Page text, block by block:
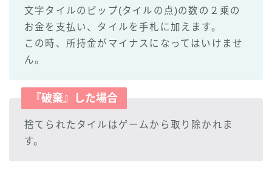
文字タイルのピップ(タイルの点)の数の２乗の
お金を支払い、タイルを手札に加えます。
この時、所持金がマイナスになってはいけませ
ん。
『破棄』した場合
捨てられたタイルはゲームから取り除かれま
す。